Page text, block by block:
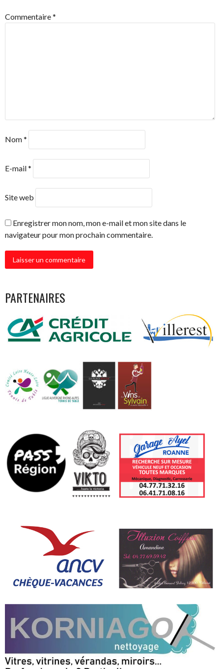
Commentaire*
Nom*
E-mail*
Site web
Enregistrer mon nom, mon e-mail et mon site dans le
navigateur pour mon prochain commentaire.
PARTENAIRES